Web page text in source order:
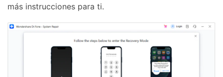
más instrucciones para ti.